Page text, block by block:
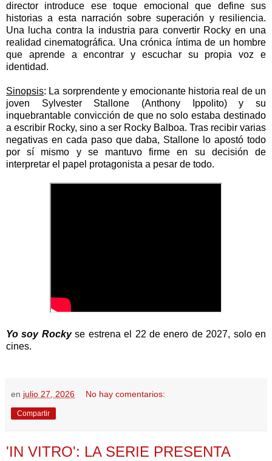
director introduce ese toque emocional que define sus
historias a esta narración sobre superación y resiliencia.
Una lucha contra la industria para convertir Rocky en una
realidad cinematográfica. Una crónica íntima de un hombre
que aprende a encontrar y escuchar su propia voz e
identidad.
Sinopsis: La sorprendente y emocionante historia real de un
joven Sylvester Stallone (Anthony Ippolito) y su
inquebrantable convicción de que no solo estaba destinado
a escribir Rocky, sino a ser Rocky Balboa. Tras recibir varias
negativas en cada paso que daba, Stallone lo apostó todo
por sí mismo y se mantuvo firme en su decisión de
interpretar el papel protagonista a pesar de todo.
Yo soy Rockyse estrena el 22 de enero de 2027, solo en
cines.
en julio 27, 2026 No hay comentarios:
Compartir
'IN VITRO': LA SERIE PRESENTA